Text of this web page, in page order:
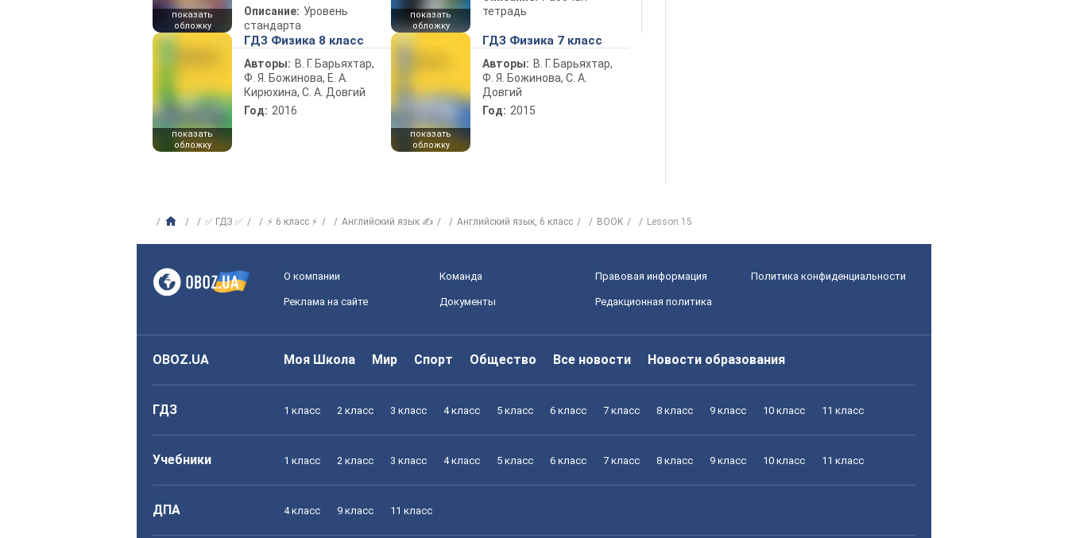
показать
обложку
Описание: Уровень
стандарта
показать
обложку
тетрадь
показать
обложку
ГДЗ Физика 8 класс
Авторы: В. Г. Барьяхтар,
Ф. Я. Божинова, Е. А.
Кирюхина, С. А. Довгий
Год: 2016
показать
обложку
ГДЗ Физика 7 класс
Авторы: В. Г. Барьяхтар,
Ф. Я. Божинова, С. А.
Довгий
Год: 2015
✅ ГДЗ ✅ ⚡ 6 класс ⚡ Английский язык ✍ Английский язык, 6 класс BOOK Lesson 15
О компании Команда Правовая информация Политика конфиденциальности
Реклама на сайте Документы Редакционная политика
OBOZ.UA Моя Школа Мир Спорт Общество Все новости Новости образования
ГДЗ 1 класс 2 класс 3 класс 4 класс 5 класс 6 класс 7 класс 8 класс 9 класс 10 класс 11 класс
Учебники 1 класс 2 класс 3 класс 4 класс 5 класс 6 класс 7 класс 8 класс 9 класс 10 класс 11 класс
ДПА 4 класс 9 класс 11 класс